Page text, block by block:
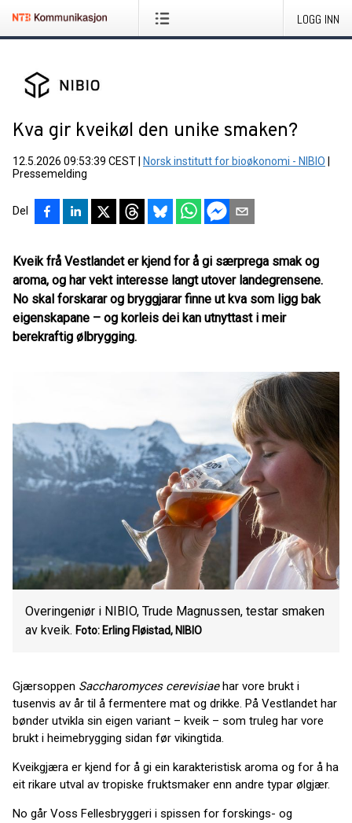
LOGG INN
Kva gir kveikøl den unike smaken?
12.5.2026 09:53:39 CEST Norsk institutt for bioøkonomi - NIBIO
Pressemelding
Del
Kveik frå Vestlandet er kjend for å gi særprega smak og
aroma, og har vekt interesse langt utover landegrensene.
No skal forskarar og bryggjarar finne ut kva som ligg bak
eigenskapane – og korleis dei kan utnyttast i meir
berekraftig ølbrygging.
Overingeniør i NIBIO, Trude Magnussen, testar smaken
av kveik. Foto: Erling Fløistad, NIBIO
Gjærsoppen Saccharomyces cerevisiaehar vore brukt i
tusenvis av år til å fermentere mat og drikke. På Vestlandet har
bønder utvikla sin eigen variant – kveik – som truleg har vore
brukt i heimebrygging sidan før vikingtida.
Kveikgjæra er kjend for å gi ein karakteristisk aroma og for å ha
eit rikare utval av tropiske fruktsmaker enn andre typar ølgjær.
No går Voss Fellesbryggeri i spissen for forskings- og